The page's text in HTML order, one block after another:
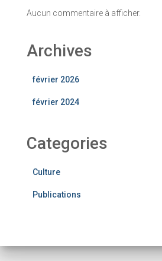
Aucun commentaire à afficher.
Archives
février 2026
février 2024
Categories
Culture
Publications